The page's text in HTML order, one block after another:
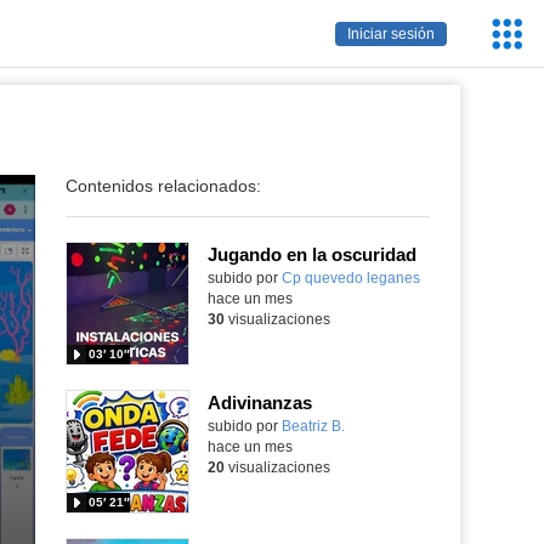
Iniciar sesión
Contenidos relacionados:
Jugando en la oscuridad
Contenido educativo.
subido por Cp quevedo leganes
03′ 10″
-
hace un mes
30visualizaciones
Adivinanzas
Contenido educativo.
subido por Beatriz B.
05′ 21″
hace un mes
20visualizaciones